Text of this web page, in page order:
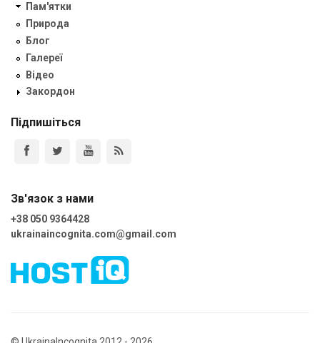
Пам'ятки
Природа
Блог
Галереї
Відео
Закордон
Підпишіться
Зв'язок з нами
+38 050 9364428
ukrainaincognita.com@gmail.com